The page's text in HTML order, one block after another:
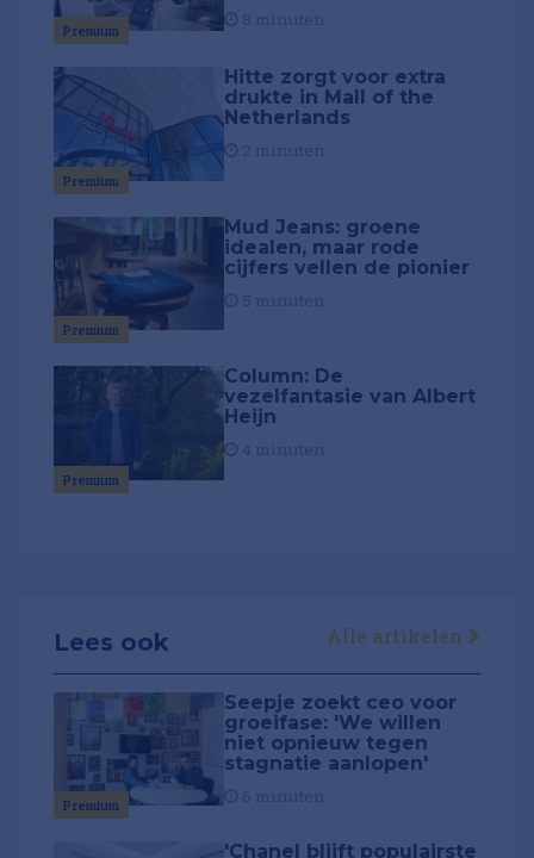
Premium
Premium
Hitte zorgt voor extra
drukte in Mall of the
Netherlands
Premium
Mud Jeans: groene
idealen, maar rode
cijfers vellen de pionier
Premium
Column: De
vezelfantasie van Albert
Heijn
Lees ook Alle artikelen
Premium
Seepje zoekt ceo voor
groeifase: 'We willen
niet opnieuw tegen
stagnatie aanlopen'
'Chanel blijft populairste